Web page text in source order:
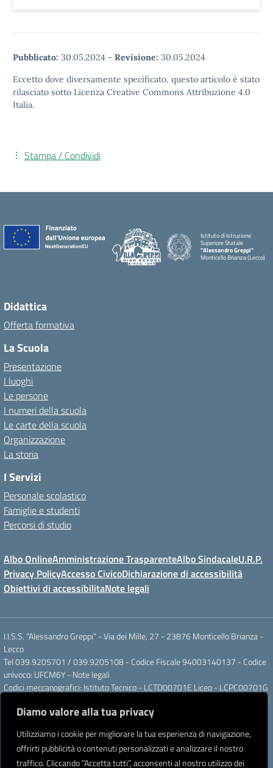
Diamo valore alla tua privacy
Utilizziamo i cookie per migliorare la tua esperienza di navigazione,
offrirti pubblicità o contenuti personalizzati e analizzare il nostro
traffico. Cliccando “Accetta tutti”, acconsenti al nostro utilizzo dei
Pubblicato: 30.05.2024 - Revisione: 30.05.2024
Eccetto dove diversamente specificato, questo articolo è stato
rilasciato sotto Licenza Creative Commons Attribuzione 4.0
Italia.
Stampa / Condividi
Istituto di Istruzione
Superiore Statale
"Alessandro Greppi"
Monticello Brianza (Lecco)
Didattica
Offerta formativa
La Scuola
Presentazione
I luoghi
Le persone
I numeri della scuola
Le carte della scuola
Organizzazione
La storia
I Servizi
Personale scolastico
Famiglie e studenti
Percorsi di studio
Albo OnlineAmministrazione TrasparenteAlbo SindacaleU.R.P.
Privacy PolicyAccesso CivicoDichiarazione di accessibilità
Obiettivi di accessibilitaNote legali
I.I.S.S. "Alessandro Greppi" - Via dei Mille, 27 - 23876 Monticello Brianza -
Lecco
Tel 039.9205701 / 039.9205108 - Codice Fiscale 94003140137 - Codice
univoco: UFCM6Y - Note legali
Codici meccanografici: Istituto Tecnico - LCTD00701E Liceo - LCPC00701G
Posta elettronica ordinaria: LCIS007008@ISTRUZIONE.IT Posta elettronica
certificata: LCIS007008@PEC.ISTRUZIONE.IT
Intestato a: Istituto di Istruzione Secondaria Superiore A. Greppi
Partner tecnologicoCreative Software Lab S.r.l.